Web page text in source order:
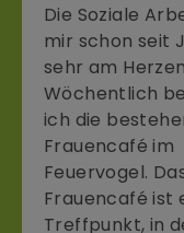
Die Soziale
mir schon seit
sehr am
Wöchentlich
ich die
Frauencafé im
Feuervogel.
Frauencafé ist
Treffpunkt, in